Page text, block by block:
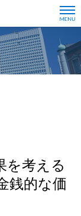
を考える
銭的な価